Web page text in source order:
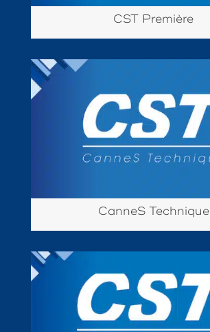
CST Première
CanneS Technique